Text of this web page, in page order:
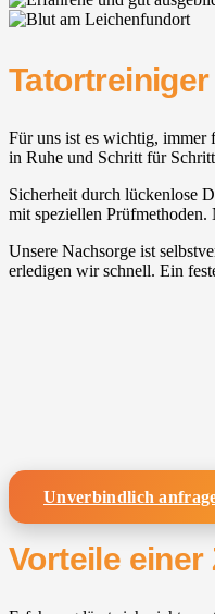
Für uns ist es wichtig, immer
in Ruhe und Schritt für
Sicherheit durch lückenlose
mit speziellen
Unsere Nachsorge ist
erledigen wir schnell. Ein
Unverbindlich
Vorteile